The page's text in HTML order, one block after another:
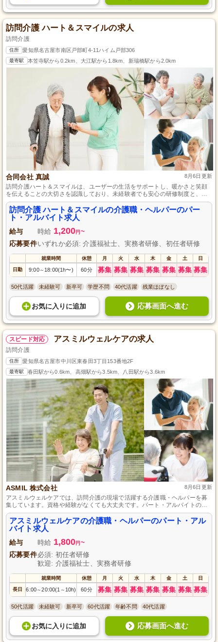
訪問介護 ハート＆スマイルの求人
訪問介護
住所 愛知県名古屋市南区戸部町4-11ハイム戸部306
最寄駅 本笠寺駅から0.2km、大江駅から1.8km、新瑞橋駅から2.0km
合同会社 真誠 8月6日更新
訪問介護ハート＆スマイルは、ユーザーの生活をサポートし、暖かさと笑顔
を伝えることの大切さを認識しており、未経験者でも安心の研修制度と、自
分のペースで働ける柔軟な労働環境を提供しています。
訪問介護 ハート＆スマイルの介護職・ヘルパーのパー
ト・アルバイト求人
給与 時給 1,200円 ~
応募要件いずれか必須: 介護福祉士、実務者研修、初任者研修
就業時間 休憩 月 火 水 木 金 土 日
日勤 9:00～ 18:00(1h〜) 60分 募集 募集 募集 募集 募集 募集 募集
50代活躍 未経験可 新卒可 学歴不問 40代活躍 残業ほぼなし
お気に入り に追加 応募画面へ進む
スピード対応 アスミルウェルケアの求人
訪問介護
住所 愛知県名古屋市中川区東春田3丁目153番地2F
最寄駅 春田駅から0.6km、高畑駅から3.5km、八田駅から3.6km
ASMIL 株式会社 8月6日更新
アスミルウェルケアでは、訪問介護の現場で活躍する介護職・ヘルパーを募
集しています。資格や経験がなくても大丈夫です。パート・アルバイトの形
態で柔軟に働ける環境ですので、自分のペースで仕事をスタートできます。
アットホームな職場で、一緒に利用者様の生活を支えませんか。興味のある
方、ぜひご応募ください。
アスミルウェルケアの介護職・ヘルパーのパート・アル
バイト求人
給与 時給 1,800円 ~
応募要件必須: 初任者研修
歓迎: 介護福祉士、実務者研修
就業時間 休憩 月 火 水 木 金 土 日
長日 6:00～20:00(1 ～ 10h) 60分 募集 募集 募集 募集 募集 募集 募集
50代活躍 未経験可 新卒可 60代活躍 年齢不問 40代活躍
お気に入り に追加 応募画面へ進む